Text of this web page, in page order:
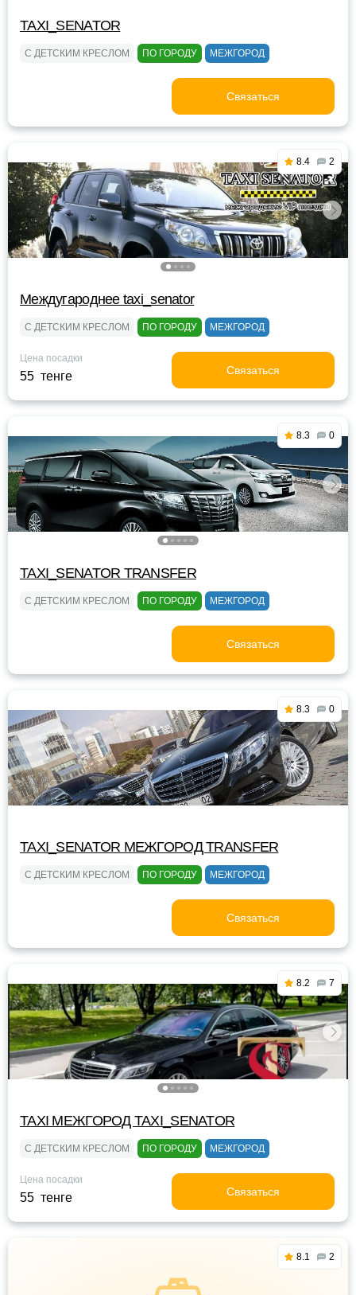
TAXI_SENATOR
С ДЕТСКИМ КРЕСЛОМ ПО ГОРОДУ МЕЖГОРОД
Связаться
8.4 2
Междугароднее taxi_senator
С ДЕТСКИМ КРЕСЛОМ ПО ГОРОДУ МЕЖГОРОД
Цена посадки
55 тенге Связаться
8.3 0
TAXI_SENATOR TRANSFER
С ДЕТСКИМ КРЕСЛОМ ПО ГОРОДУ МЕЖГОРОД
Связаться
8.3 0
TAXI_SENATOR МЕЖГОРОД TRANSFER
С ДЕТСКИМ КРЕСЛОМ ПО ГОРОДУ МЕЖГОРОД
Связаться
8.2 7
TAXI МЕЖГОРОД TAXI_SENATOR
С ДЕТСКИМ КРЕСЛОМ ПО ГОРОДУ МЕЖГОРОД
Цена посадки
55 тенге Связаться
8.1 2